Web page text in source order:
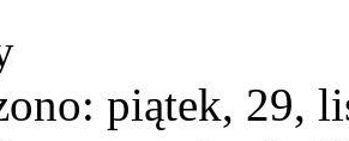
piątek, 29,